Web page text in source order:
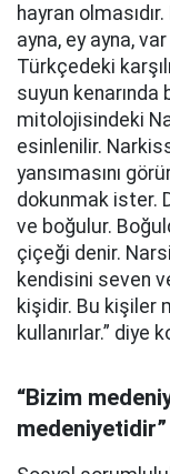
hayran
ayna, ey ayna,
Türkçedeki
suyun kenarında
mitolojisindeki
esinlenilir.
yansımasını
dokunmak ister.
ve boğulur.
çiçeği denir.
kendisini seven
kişidir. Bu kişiler
kullanırlar.” diye
“Bizim
medeniyetidir”